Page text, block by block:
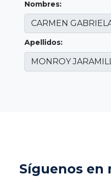
Nombres:
Apellidos:
Síguenos en